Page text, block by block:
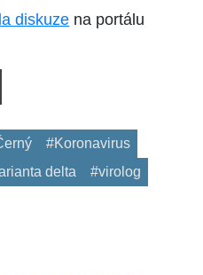
diskuze na portálu
#Koronavirus
delta #virolog